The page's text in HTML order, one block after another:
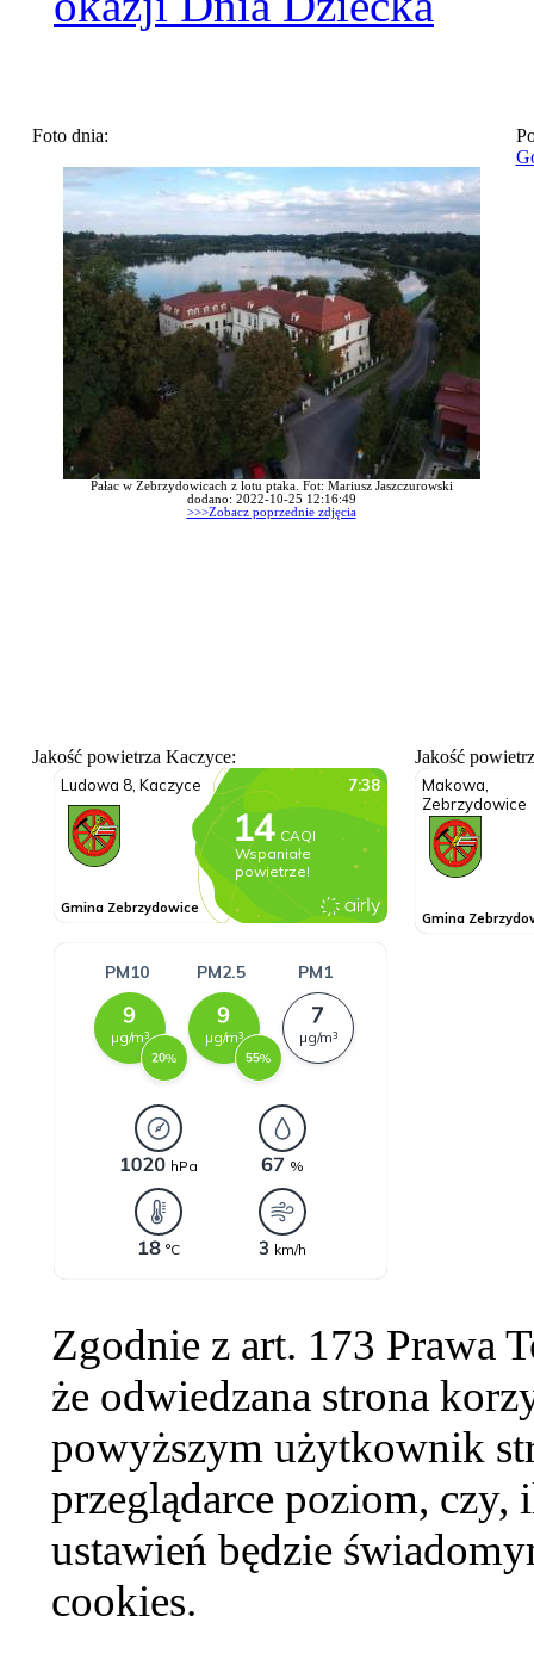
Foto dnia:
Pałac w Zebrzydowicach z lotu ptaka. Fot: Mariusz Jaszczurowski
dodano: 2022-10-25 12:16:49
>>>Zobacz poprzednie zdjęcia
Jakość powietrza Kaczyce: Jakość
Zgodnie z art. 173 Prawa
że odwiedzana strona
powyższym użytkownik
przeglądarce poziom,
ustawień będzie
cookies.